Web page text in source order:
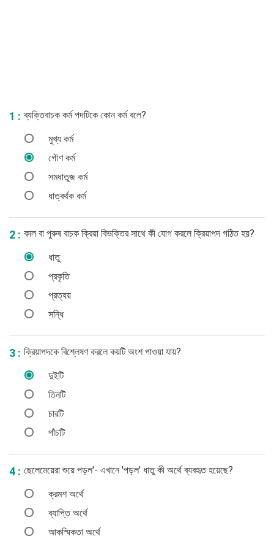
1 : ব্যক্তিবাচক কর্ম পদটিকে কোন কর্ম বলে?
মুখ্য কর্ম
গৌণ কর্ম
সমধাতুজ কর্ম
ধাত্বর্থক কর্ম
2 : কাল বা পুরুষ বাচক ক্রিয়া বিভক্তির সাথে কী যোগ করলে ক্রিয়াপদ গঠিত হয়?
ধাতু
প্রকৃতি
প্রত্যয়
সন্ধি
3 : ক্রিয়াপদকে বিশ্লেষণ করলে কয়টি অংশ পাওয়া যায়?
দুইটি
তিনটি
চারটি
পাঁচটি
4 : ছেলেমেয়েরা শুয়ে পড়ল'- এখানে 'পড়ল' ধাতু কী অর্থে ব্যবহৃত হয়েছে?
ক্রমশ অর্থে
ব্যাপ্তি অর্থে
আকস্মিকতা অর্থে